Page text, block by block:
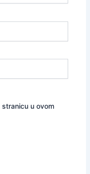
stranicu u ovom